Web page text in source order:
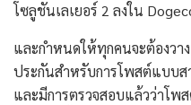
โซลูชันเลเยอร์ 2 ลงใน
และกำหนดให้ทุกคนจะต้องวา
ประกันสำหรับการโพสต์แบบส
และมีการตรวจสอบแล้วว่าโ